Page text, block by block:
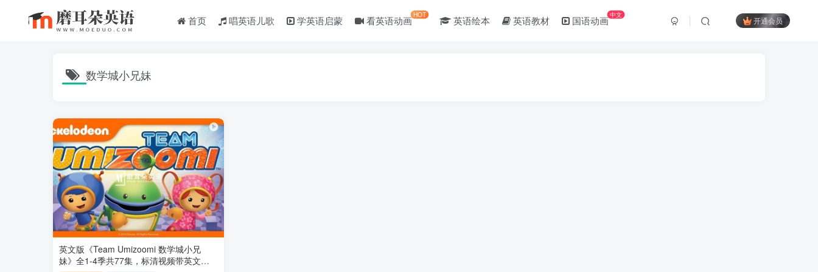
首页 唱英语儿歌 学英语启蒙 看英语动画HOT 英语绘本 英语教材 国语动画中文
开通会员
数学城小兄妹
英文版《Team Umizoomi 数学城小兄
妹》全1-4季共77集，标清视频带英文字